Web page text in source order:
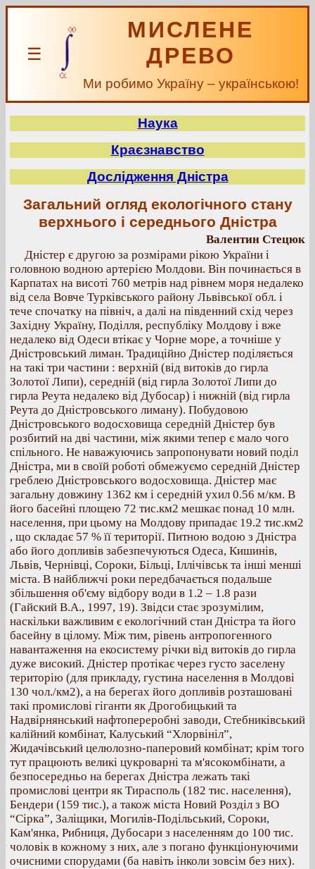
☰
МИСЛЕНЕ
ДРЕВО
Ми робимо Україну – українською!
Наука
Краєзнавство
Дослідження Дністра
Загальний огляд екологічного стану
верхнього і середнього Дністра
Валентин Стецюк
Дністер є другою за розмірами рікою України і
головною водною артерією Молдови. Він починається в
Карпатах на висоті 760 метрів над рівнем моря недалеко
від села Вовче Турківського району Львівської обл. і
тече спочатку на північ, а далі на південний схід через
Західну Україну, Поділля, республіку Молдову і вже
недалеко від Одеси втікає у Чорне море, а точніше у
Дністровський лиман. Традиційно Дністер поділяється
на такі три частини : верхній (від витоків до гирла
Золотої Липи), середній (від гирла Золотої Липи до
гирла Реута недалеко від Дубосар) і нижній (від гирла
Реута до Дністровського лиману). Побудовою
Дністровського водосховища середній Дністер був
розбитий на дві частини, між якими тепер є мало чого
спільного. Не наважуючись запропонувати новий поділ
Дністра, ми в своїй роботі обмежуємо середній Дністер
греблею Дністровського водосховища. Дністер має
загальну довжину 1362 км і середній ухил 0.56 м/км. В
його басейні площею 72 тис.км2 мешкає понад 10 млн.
населення, при цьому на Молдову припадає 19.2 тис.км2
, що складає 57 % її території. Питною водою з Дністра
або його допливів забезпечуються Одеса, Кишинів,
Львів, Чернівці, Сороки, Більці, Іллічівськ та інші менші
міста. В найближчі роки передбачається подальше
збільшення об'єму відбору води в 1.2 – 1.8 рази
(Гайский В.А., 1997, 19). Звідси стає зрозумілим,
наскільки важливим є екологічний стан Дністра та його
басейну в цілому. Між тим, рівень антропогенного
навантаження на екосистему річки від витоків до гирла
дуже високий. Дністер протікає через густо заселену
територію (для прикладу, густина населення в Молдові
130 чол./км2), а на берегах його допливів розташовані
такі промислові гіганти як Дрогобицький та
Надвірнянський нафтопереробні заводи, Стебниківський
калійний комбінат, Калуський “Хлорвініл”,
Жидачівський целюлозно-паперовий комбінат; крім того
тут працюють великі цукроварні та м'ясокомбінати, а
безпосередньо на берегах Дністра лежать такі
промислові центри як Тирасполь (182 тис. населення),
Бендери (159 тис.), а також міста Новий Розділ з ВО
“Сірка”, Заліщики, Могилів-Подільський, Сороки,
Кам'янка, Рибниця, Дубосари з населенням до 100 тис.
чоловік в кожному з них, але з погано функціонуючими
очисними спорудами (ба навіть інколи зовсім без них).